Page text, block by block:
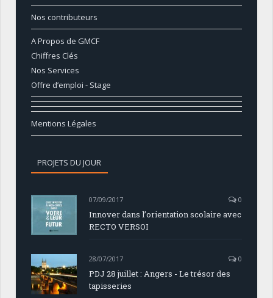
Nos contributeurs
A Propos de GMCF
Chiffres Clés
Nos Services
Offre d’emploi - Stage
Mentions Légales
PROJETS DU JOUR
07/09/2017 0
Innover dans l’orientation scolaire avec
RECTO VERSOI
28/07/2017 0
PDJ 28 juillet : Angers - Le trésor des
tapisseries